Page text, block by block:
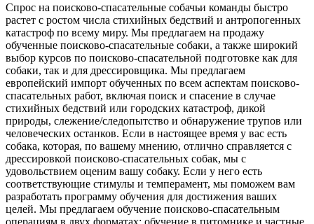
Спрос на поисково-спасательные собачьи команды быстро
растет с ростом числа стихийных бедствий и антропогенных
катастроф по всему миру. Мы предлагаем на продажу
обученные поисково-спасательные собаки, а также широкий
выбор курсов по поисково-спасательной подготовке как для
собаки, так и для дрессировщика. Мы предлагаем
европейский импорт обученных по всем аспектам поисково-
спасательных работ, включая поиск и спасение в случае
стихийных бедствий или городских катастроф, дикой
природы, слежение/следопытство и обнаружение трупов или
человеческих останков. Если в настоящее время у вас есть
собака, которая, по вашему мнению, отлично справляется с
дрессировкой поисково-спасательных собак, мы с
удовольствием оценим вашу собаку. Если у него есть
соответствующие стимулы и темперамент, мы поможем вам
разработать программу обучения для достижения ваших
целей. Мы предлагаем обучение поисково-спасательным
операциям в двух форматах: обучение в питомнике и частные